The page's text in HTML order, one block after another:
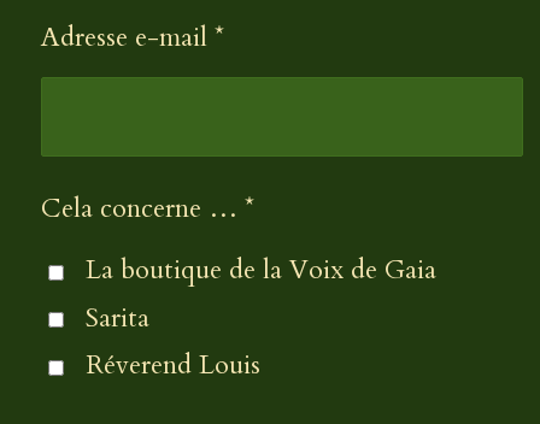
Adresse e-mail *
Cela concerne … *
La boutique de la Voix de Gaia
Sarita
Réverend Louis